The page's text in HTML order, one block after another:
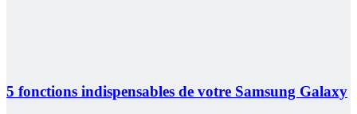
5 fonctions indispensables de votre Samsung Galaxy